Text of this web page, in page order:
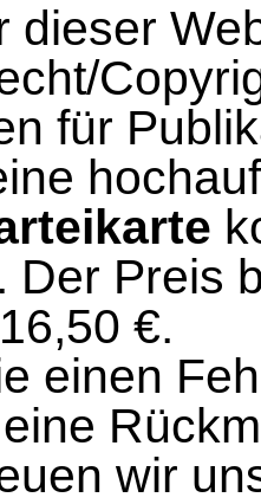
dieser
für
Der Preis
€.
einen
wir